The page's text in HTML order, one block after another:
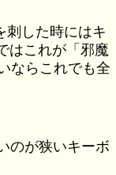
刺した時にはキ
はこれが「邪魔
ならこれでも全
のが狭いキーボ